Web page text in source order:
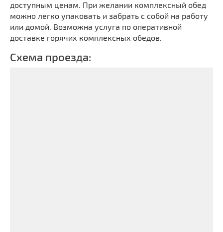
доступным ценам. При желании комплексный обед
можно легко упаковать и забрать с собой на работу
или домой. Возможна услуга по оперативной
доставке горячих комплексных обедов.
Схема проезда: